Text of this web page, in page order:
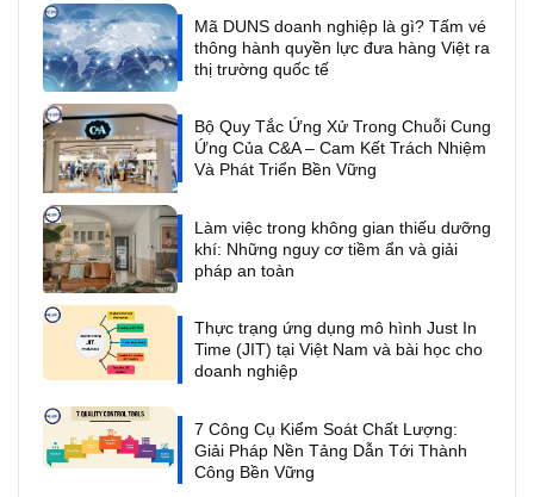
Mã DUNS doanh nghiệp là gì? Tấm vé
thông hành quyền lực đưa hàng Việt ra
thị trường quốc tế
Bộ Quy Tắc Ứng Xử Trong Chuỗi Cung
Ứng Của C&A – Cam Kết Trách Nhiệm
Và Phát Triển Bền Vững
Làm việc trong không gian thiếu dưỡng
khí: Những nguy cơ tiềm ẩn và giải
pháp an toàn
Thực trạng ứng dụng mô hình Just In
Time (JIT) tại Việt Nam và bài học cho
doanh nghiệp
7 Công Cụ Kiểm Soát Chất Lượng:
Giải Pháp Nền Tảng Dẫn Tới Thành
Công Bền Vững